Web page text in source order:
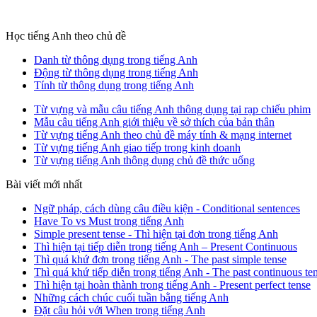
Học tiếng Anh theo chủ đề
Danh từ thông dụng trong tiếng Anh
Động từ thông dụng trong tiếng Anh
Tính từ thông dụng trong tiếng Anh
Từ vựng và mẫu câu tiếng Anh thông dụng tại rạp chiếu phim
Mẫu câu tiếng Anh giới thiệu về sở thích của bản thân
Từ vựng tiếng Anh theo chủ đề máy tính & mạng internet
Từ vựng tiếng Anh giao tiếp trong kinh doanh
Từ vựng tiếng Anh thông dụng chủ đề thức uống
Bài viết mới nhất
Ngữ pháp, cách dùng câu điều kiện - Conditional sentences
Have To vs Must trong tiếng Anh
Simple present tense - Thì hiện tại đơn trong tiếng Anh
Thì hiện tại tiếp diễn trong tiếng Anh – Present Continuous
Thì quá khứ đơn trong tiếng Anh - The past simple tense
Thì quá khứ tiếp diễn trong tiếng Anh - The past continuous
Thì hiện tại hoàn thành trong tiếng Anh - Present perfect tense
Những cách chúc cuối tuần bằng tiếng Anh
Đặt câu hỏi với When trong tiếng Anh